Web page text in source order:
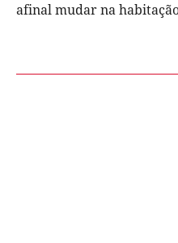
afinal mudar na